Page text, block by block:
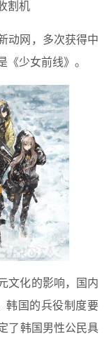
割机
动网，多次获得中
《少女前线》。
文化的影响，国内
韩国的兵役制度要
了韩国男性公民具